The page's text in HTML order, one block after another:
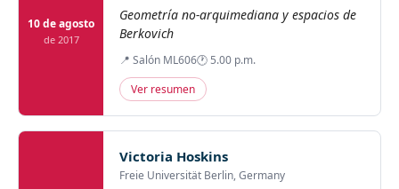
10 de agosto
de 2017
Geometría no-arquimediana y espacios de
Berkovich
📍 Salón ML606🕐 5.00 p.m.
Ver resumen
Victoria Hoskins
Freie Universität Berlin, Germany